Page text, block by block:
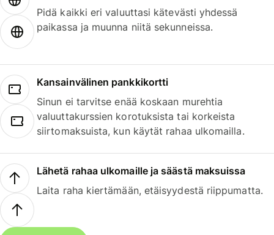
Pidä kaikki eri valuuttasi kätevästi yhdessä
paikassa ja muunna niitä sekunneissa.
Kansainvälinen pankkikortti
Sinun ei tarvitse enää koskaan murehtia
valuuttakurssien korotuksista tai korkeista
siirtomaksuista, kun käytät rahaa ulkomailla.
Lähetä rahaa ulkomaille ja säästä maksuissa
Laita raha kiertämään, etäisyydestä riippumatta.